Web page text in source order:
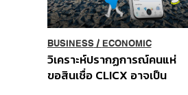
BUSINESS/ ECONOMIC
วิเคราะห์ปรากฏการณ์คนแห่
ขอสินเชื่อ CLICX อาจเป็น